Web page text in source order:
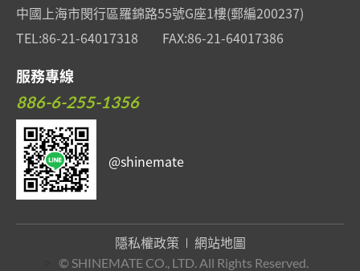
中國上海市閔行區羅錦路55號G座1樓(郵編200237)
TEL:86-21-64017318 FAX:86-21-64017386
服務專線
886-6-255-1356
@shinemate
隱私權政策
網站地圖
© SHINEMATE CO., LTD. All Rights Reserved.